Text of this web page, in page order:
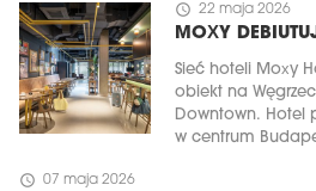
schedule 22 maja 2026
MOXY
Sieć hoteli Moxy
obiekt na
Downtown. Hotel
w centrum
schedule 07 maja 2026